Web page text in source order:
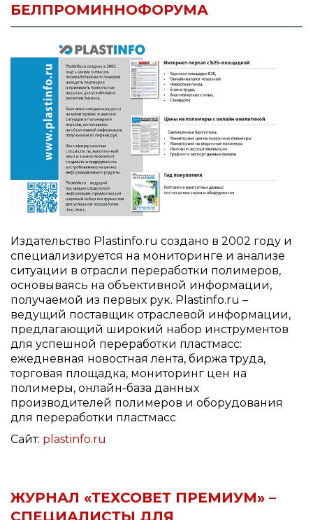
БЕЛПРОМИННОФОРУМА
Издательство Plastinfo.ru создано в 2002 году и
специализируется на мониторинге и анализе
ситуации в отрасли переработки полимеров,
основываясь на объективной информации,
получаемой из первых рук. Plastinfo.ru –
ведущий поставщик отраслевой информации,
предлагающий широкий набор инструментов
для успешной переработки пластмасс:
ежедневная новостная лента, биржа труда,
торговая площадка, мониторинг цен на
полимеры, онлайн-база данных
производителей полимеров и оборудования
для переработки пластмасс
Сайт: plastinfo.ru
ЖУРНАЛ «ТЕХСОВЕТ ПРЕМИУМ» –
СПЕЦИАЛИСТЫ ДЛЯ